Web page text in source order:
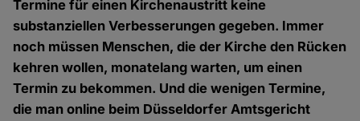
Termine für einen Kirchenaustritt keine
substanziellen Verbesserungen gegeben. Immer
noch müssen Menschen, die der Kirche den Rücken
kehren wollen, monatelang warten, um einen
Termin zu bekommen. Und die wenigen Termine,
die man online beim Düsseldorfer Amtsgericht